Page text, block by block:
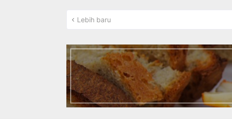
Lebih baru
I
n
t
r
o
d
u